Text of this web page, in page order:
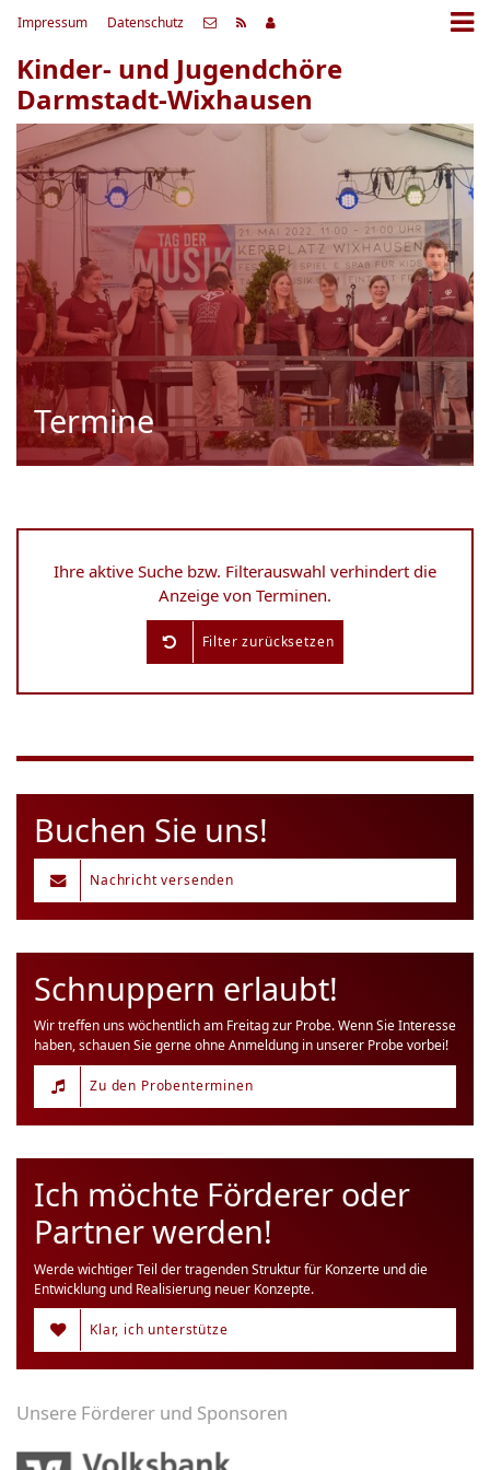
Impressum Datenschutz
Kinder- und Jugendchöre
Darmstadt-Wixhausen
Termine
Ihre aktive Suche bzw. Filterauswahl verhindert die
Anzeige von Terminen.
Filter zurücksetzen
Buchen Sie uns!
Nachricht versenden
Schnuppern erlaubt!
Wir treffen uns wöchentlich am Freitag zur Probe. Wenn Sie Interesse
haben, schauen Sie gerne ohne Anmeldung in unserer Probe vorbei!
Zu den Probenterminen
Ich möchte Förderer oder
Partner werden!
Werde wichtiger Teil der tragenden Struktur für Konzerte und die
Entwicklung und Realisierung neuer Konzepte.
Klar, ich unterstütze
Unsere Förderer und Sponsoren